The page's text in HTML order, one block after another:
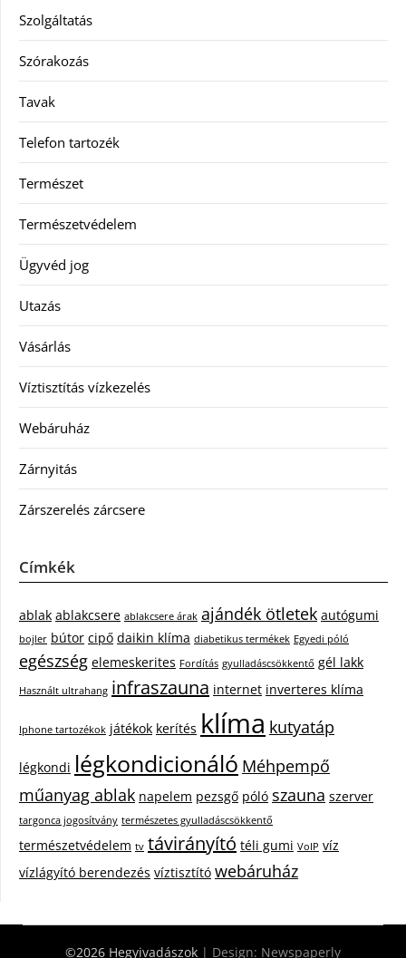
Szolgáltatás
Szórakozás
Tavak
Telefon tartozék
Természet
Természetvédelem
Ügyvéd jog
Utazás
Vásárlás
Víztisztítás vízkezelés
Webáruház
Zárnyitás
Zárszerelés zárcsere
Címkék
ablak ablakcsere ablakcsere árak ajándék ötletek autógumi
bojler bútor cipő daikin klíma diabetikus termékek Egyedi póló
egészség elemeskerites Fordítás gyulladáscsökkentő gél lakk
Használt ultrahang infraszauna internet inverteres klíma
Iphone tartozékok játékok kerítés klíma kutyatáp
légkondi légkondicionáló Méhpempő
műanyag ablak napelem pezsgő póló szauna szerver
targonca jogosítvány természetes gyulladáscsökkentő
természetvédelem tv távirányító téli gumi VoIP víz
vízlágyító berendezés víztisztító webáruház
©2026 Hegyivadászok | Design: Newspaperly